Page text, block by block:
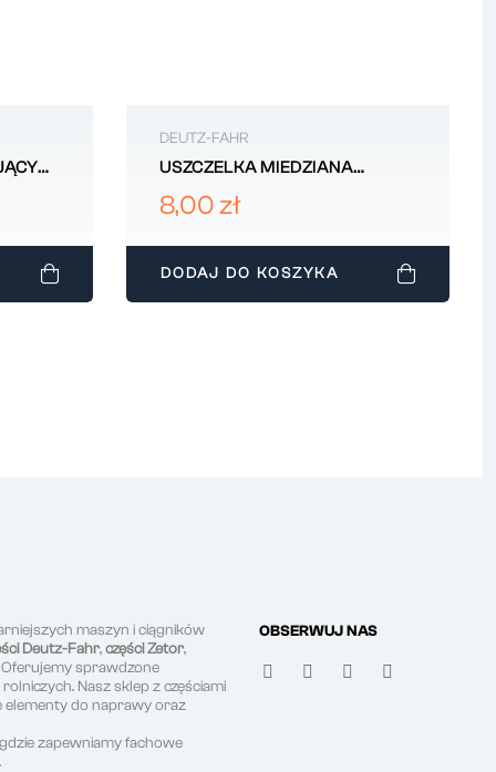
DEUTZ-FAHR
USZCZELKA MIEDZIANA
CZUJNIKA TEMPERATURY
OLEJU 14.2x20 DEUTZ-FAHR...
8,00 zł
DODAJ DO KOSZYKA
maszyn i ciągników
Deutz-Fahr,części Zetor,
Oferujemy sprawdzone
Nasz sklep z częściami
elementy do naprawy oraz
zapewniamy fachowe
OBSERWUJ NAS